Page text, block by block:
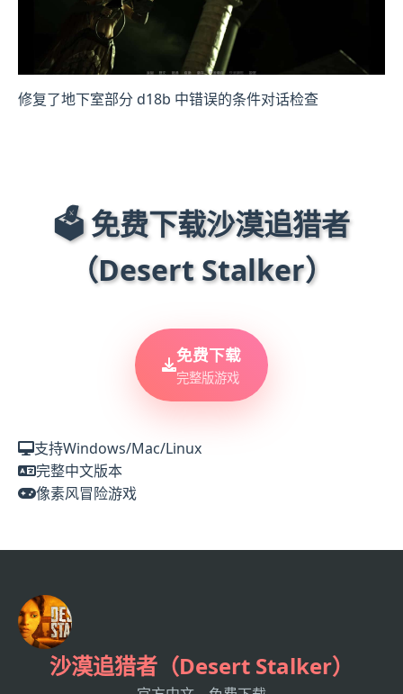
修复了地下室部分 d18b 中错误的条件对话检查
🗳️ 免费下载沙漠追猎者
（Desert Stalker）
免费下载
完整版游戏
支持Windows/Mac/Linux
完整中文版本
像素风冒险游戏
沙漠追猎者（Desert Stalker）